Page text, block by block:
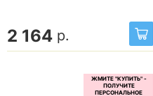
2 164 р.